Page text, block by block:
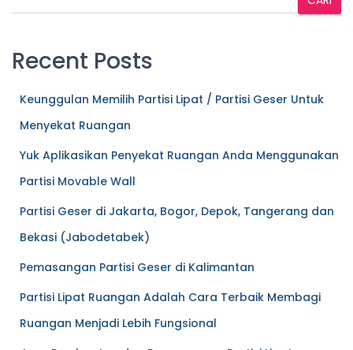
Recent Posts
Keunggulan Memilih Partisi Lipat / Partisi Geser Untuk
Menyekat Ruangan
Yuk Aplikasikan Penyekat Ruangan Anda Menggunakan
Partisi Movable Wall
Partisi Geser di Jakarta, Bogor, Depok, Tangerang dan
Bekasi (Jabodetabek)
Pemasangan Partisi Geser di Kalimantan
Partisi Lipat Ruangan Adalah Cara Terbaik Membagi
Ruangan Menjadi Lebih Fungsional